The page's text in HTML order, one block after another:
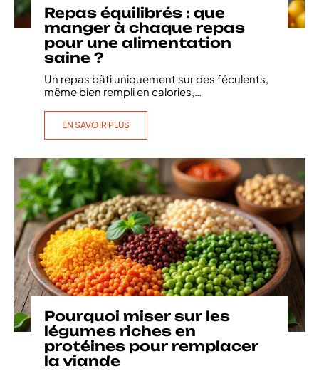
Repas équilibrés : que
manger à chaque repas
pour une alimentation
saine ?
Un repas bâti uniquement sur des féculents,
même bien rempli en calories,
EN SAVOIR PLUS
Pourquoi miser sur les
légumes riches en
protéines pour remplacer
la viande